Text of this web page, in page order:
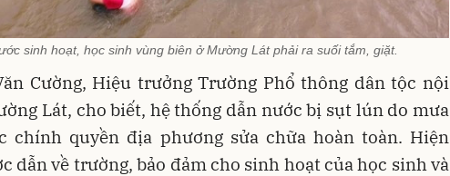
sinh hoạt, học sinh vùng biên ở Mường Lát phải ra suối tắm, giặt.
Cường, Hiệu trưởng Trường Phổ thông dân tộc nội
Lát, cho biết, hệ thống dẫn nước bị sụt lún do mưa
chính quyền địa phương sửa chữa hoàn toàn. Hiện
dẫn về trường, bảo đảm cho sinh hoạt của học sinh và